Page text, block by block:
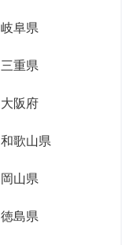
岐阜県
三重県
大阪府
和歌山県
岡山県
徳島県